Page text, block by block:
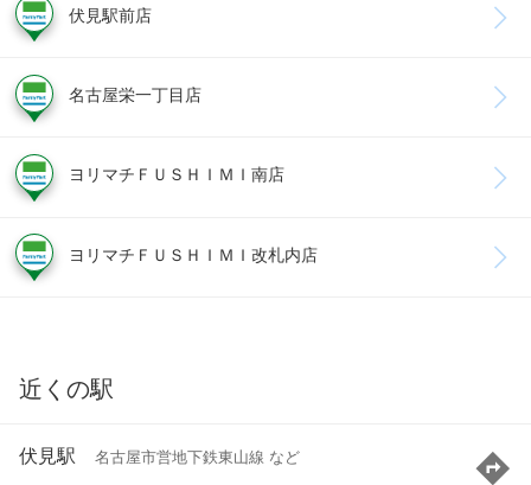
伏見駅前店
名古屋栄一丁目店
ヨリマチＦＵＳＨＩＭＩ南店
ヨリマチＦＵＳＨＩＭＩ改札内店
近くの駅
伏見駅 名古屋市営地下鉄東山線 など